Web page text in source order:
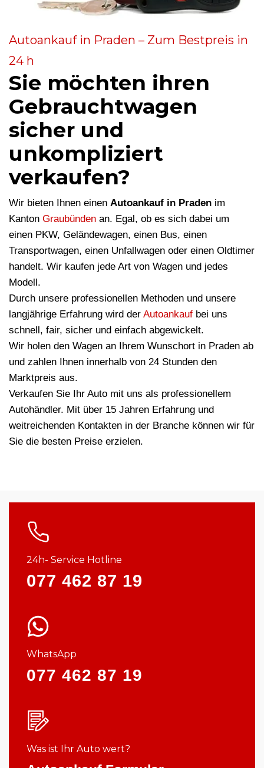
Autoankauf in Praden – Zum Bestpreis in
24 h
Sie möchten ihren
Gebrauchtwagen
sicher und
unkompliziert
verkaufen?
Wir bieten Ihnen einen Autoankauf in Praden im
Kanton Graubünden an. Egal, ob es sich dabei um
einen PKW, Geländewagen, einen Bus, einen
Transportwagen, einen Unfallwagen oder einen Oldtimer
handelt. Wir kaufen jede Art von Wagen und jedes
Modell.
Durch unsere professionellen Methoden und unsere
langjährige Erfahrung wird der Autoankauf bei uns
schnell, fair, sicher und einfach abgewickelt.
Wir holen den Wagen an Ihrem Wunschort in Praden ab
und zahlen Ihnen innerhalb von 24 Stunden den
Marktpreis aus.
Verkaufen Sie Ihr Auto mit uns als professionellem
Autohändler. Mit über 15 Jahren Erfahrung und
weitreichenden Kontakten in der Branche können wir für
Sie die besten Preise erzielen.
24h- Service Hotline
077 462 87 19
WhatsApp
077 462 87 19
Was ist Ihr Auto wert?